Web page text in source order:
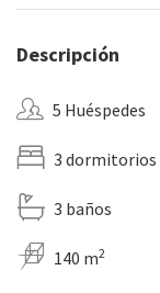
Descripción
5 Huéspedes
3 dormitorios
3 baños
140 m2